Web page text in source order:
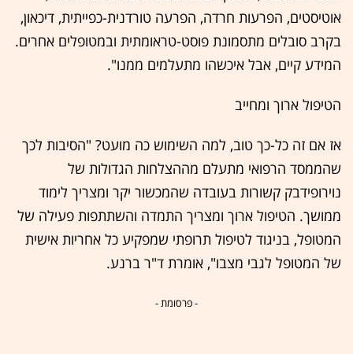
אוטיסטים, הפרעות חרדה, הפרעה טורדנית-כפייתית, דיכאון,
בקרב סובלים מתסמונת פוסט-טראומתית ובמטופלים אחרים.
המידע קיים, אבל איכשהו מתעלמים ממנו".
הטיפול ארוך ומחייב
אז אם זה כל-כך טוב, למה השימוש כה מועט? "הסיבות לכך
שהממסד הרפואי מתעלם מההצלחות הגדולות של
נוירופידבק קשורות בעובדה שהמכשור יקר ומצריך לימוד
ממושך. הטיפול ארוך ומצריך התמדה והשתתפות פעילה של
המטופל, בניגוד לטיפול תרופתי שמפקיע כל אחריות אישית
של המטופל לגבי מצבו", אומרת ד"ר ברנע.
- פרסומת -